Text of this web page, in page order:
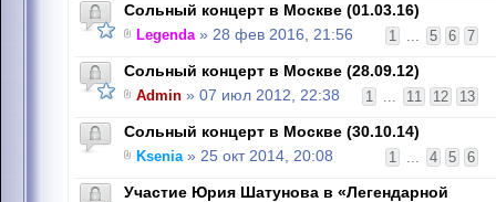
Сольный концерт в Москве (01.03.16)
1 ... 5 6 7
Legenda» 28 фев 2016, 21:56
Сольный концерт в Москве (28.09.12)
1 ... 11 12 13
Admin » 07 июл 2012, 22:38
Сольный концерт в Москве (30.10.14)
1 ... 4 5 6
Ksenia» 25 окт 2014, 20:08
Участие Юрия Шатунова в «Легендарной